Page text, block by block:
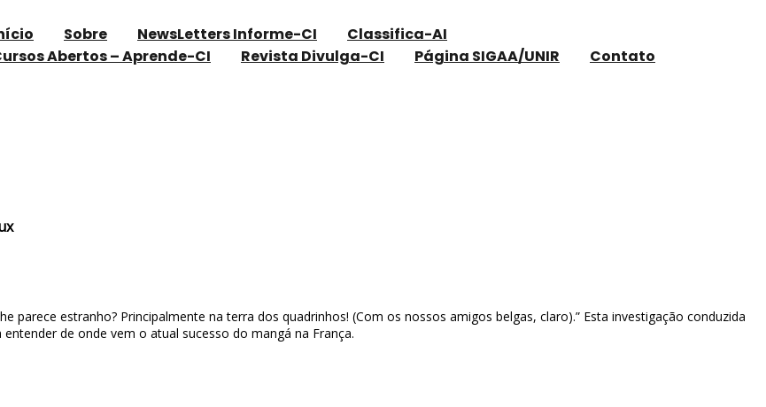
Sobre NewsLetters Informe-CI
Classifica-AI
Abertos – Aprende-CI
Revista Divulga-CI Página SIGAA/UNIR Contato
parece estranho? Principalmente na terra dos quadrinhos! (Com os nossos amigos belgas, claro).” Esta investigação conduzida
de onde vem o atual sucesso do mangá na França.